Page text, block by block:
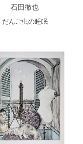
石田徹也
だんご虫の睡眠